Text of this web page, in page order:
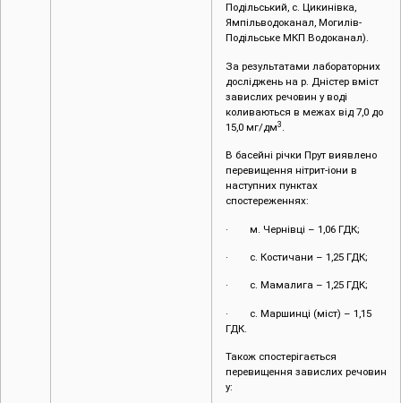
Подільський, с. Цикинівка,
Ямпільводоканал, Могилів-
Подільське МКП Водоканал).
За результатами лабораторних
досліджень на р. Дністер вміст
завислих речовин у воді
коливаються в межах від 7,0 до
15,0 мг/дм3 .
В басейні річки Прут виявлено
перевищення нітрит-іони в
наступних пунктах
спостереженнях:
· м. Чернівці – 1,06 ГДК;
· с. Костичани – 1,25 ГДК;
· с. Мамалига – 1,25 ГДК;
· с. Маршинці (міст) – 1,15
ГДК.
Також спостерігається
перевищення завислих речовин
у: